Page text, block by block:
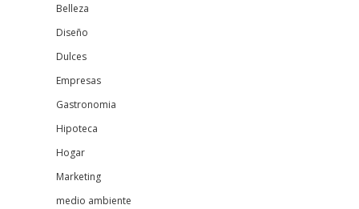
Belleza
Diseño
Dulces
Empresas
Gastronomia
Hipoteca
Hogar
Marketing
medio ambiente